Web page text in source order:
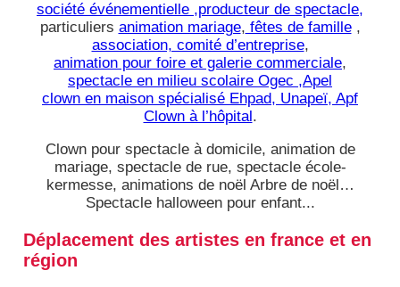
société événementielle ,producteur de spectacle,
particuliers animation mariage, fêtes de famille,
association, comité d’entreprise,
animation pour foire et galerie commerciale,
spectacle en milieu scolaire Ogec ,Apel
clown en maison spécialisé Ehpad, Unapeï, Apf
Clown à l’hôpital .
Clown pour spectacle à domicile, animation de
mariage, spectacle de rue, spectacle école-
kermesse, animations de noël Arbre de noël…
Spectacle halloween pour enfant...
Déplacement des artistes en france et en
région